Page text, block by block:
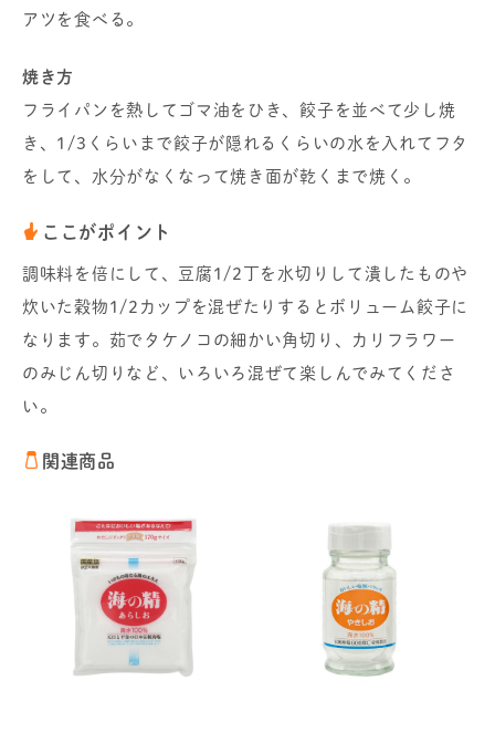
アツを食べる。
焼き方
フライパンを熱してゴマ油をひき、餃子を並べて少し焼
き、1/3くらいまで餃子が隠れるくらいの水を入れてフタ
をして、水分がなくなって焼き面が乾くまで焼く。
ここがポイント
調味料を倍にして、豆腐1/2丁を水切りして潰したものや
炊いた穀物1/2カップを混ぜたりするとボリューム餃子に
なります。茹でタケノコの細かい角切り、カリフラワー
のみじん切りなど、いろいろ混ぜて楽しんでみてくださ
い。
関連商品